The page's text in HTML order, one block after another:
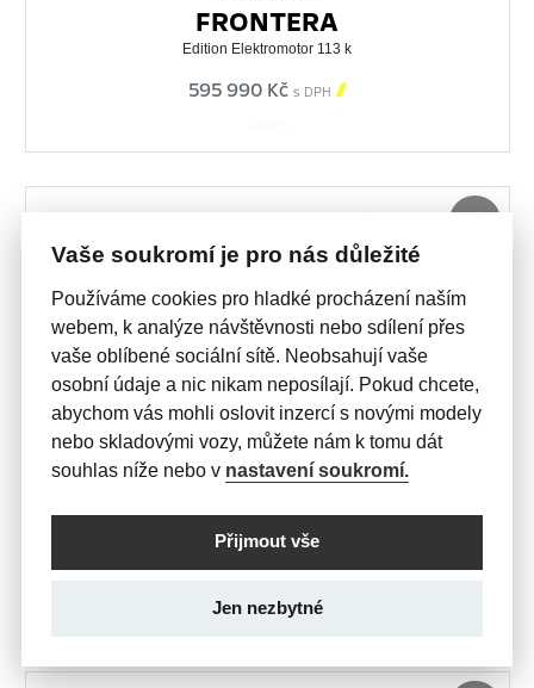
FRONTERA
Edition Elektromotor 113 k
595 990 Kč s DPH 
SKLADOVÉ VOZY
CORSA
Edition 1.2 TURBO 100k MT6
409 990 Kč 
565156
Vaše soukromí je pro nás důležité
Používáme cookies pro hladké procházení naším
webem, k analýze návštěvnosti nebo sdílení přes
vaše oblíbené sociální sítě. Neobsahují vaše
osobní údaje a nic nikam neposílají. Pokud chcete,
abychom vás mohli oslovit inzercí s novými modely
nebo skladovými vozy, můžete nám k tomu dát
souhlas níže nebo v nastavení soukromí.
Přijmout vše
Jen nezbytné